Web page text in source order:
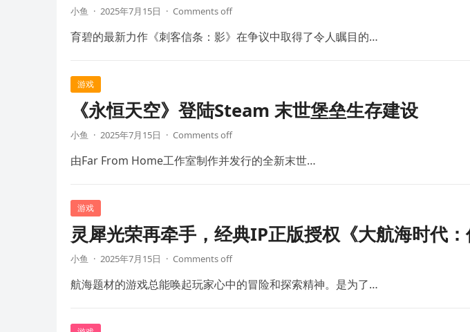
小鱼 · 2025年7月15日 · Comments off
育碧的最新力作《刺客信条：影》在争议中取得了令人瞩目的…
游戏
《永恒天空》登陆Steam 末世堡垒生存建设
小鱼 · 2025年7月15日 · Comments off
由Far From Home工作室制作并发行的全新末世…
游戏
灵犀光荣再牵手，经典IP正版授权《大航海时代
小鱼 · 2025年7月15日 · Comments off
航海题材的游戏总能唤起玩家心中的冒险和探索精神。是为了…